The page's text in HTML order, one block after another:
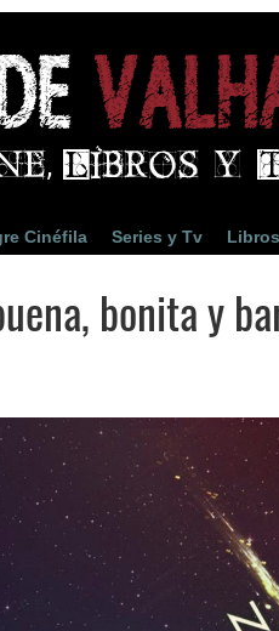
Cinéfila Series y Tv Libros
bonita y